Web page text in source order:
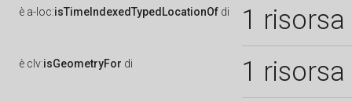
è a-loc:isTimeIndexedTypedLocationOf di 1 risorsa
è clv:isGeometryFor di 1 risorsa